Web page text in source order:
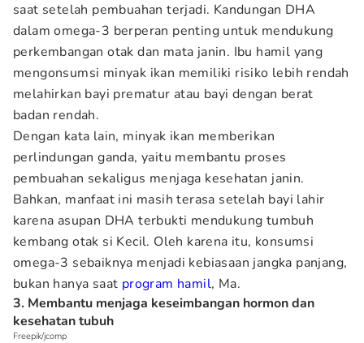
saat setelah pembuahan terjadi. Kandungan DHA
dalam omega-3 berperan penting untuk mendukung
perkembangan otak dan mata janin. Ibu hamil yang
mengonsumsi minyak ikan memiliki risiko lebih rendah
melahirkan bayi prematur atau bayi dengan berat
badan rendah.
Dengan kata lain, minyak ikan memberikan
perlindungan ganda, yaitu membantu proses
pembuahan sekaligus menjaga kesehatan janin.
Bahkan, manfaat ini masih terasa setelah bayi lahir
karena asupan DHA terbukti mendukung tumbuh
kembang otak si Kecil. Oleh karena itu, konsumsi
omega-3 sebaiknya menjadi kebiasaan jangka panjang,
bukan hanya saat program hamil, Ma.
3. Membantu menjaga keseimbangan hormon dan
kesehatan tubuh
Freepik/jcomp